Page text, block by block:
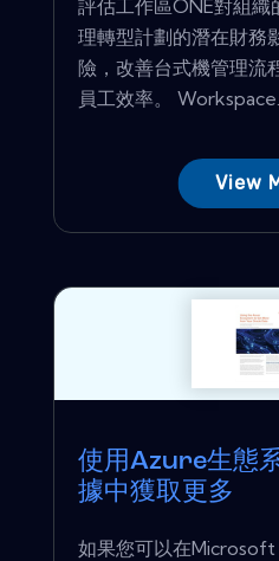
評估工作區ONE對組織
理轉型計劃的潛在財務
險，改善台式機管理流
員工效率。 Workspace...
View
使用Azure生態
據中獲取更多
如果您可以在